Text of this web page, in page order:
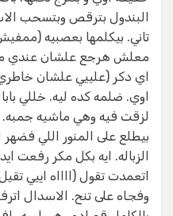
البندول بترقص وبتسحب
تاني. بيكلمها بعصبيه
معلش هرجع علشان عندي
اي دكر (علييي علشان
اوي. ضلمه كده ليه. خللي
لزقت فيه وهي ماشيه جمبه.
بيطلع على المنور اللي
الزباله. ايه بكل مكر رفعت
اتعمدت تقول (ااااه اييي
وفجاه على تنح. الاسدال